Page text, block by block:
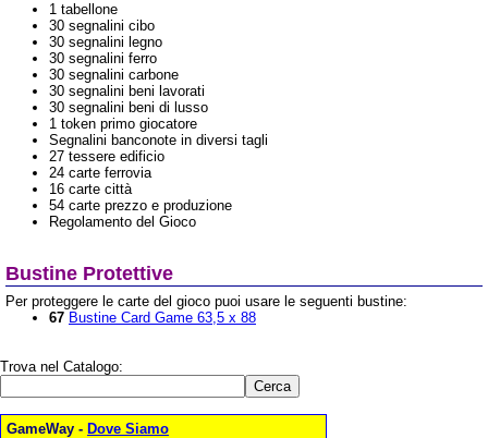
1 tabellone
30 segnalini cibo
30 segnalini legno
30 segnalini ferro
30 segnalini carbone
30 segnalini beni lavorati
30 segnalini beni di lusso
1 token primo giocatore
Segnalini banconote in diversi tagli
27 tessere edificio
24 carte ferrovia
16 carte città
54 carte prezzo e produzione
Regolamento del Gioco
Bustine Protettive
Per proteggere le carte del gioco puoi usare le seguenti bustine:
67 Bustine Card Game 63,5 x 88
Trova nel Catalogo:
GameWay - Dove Siamo